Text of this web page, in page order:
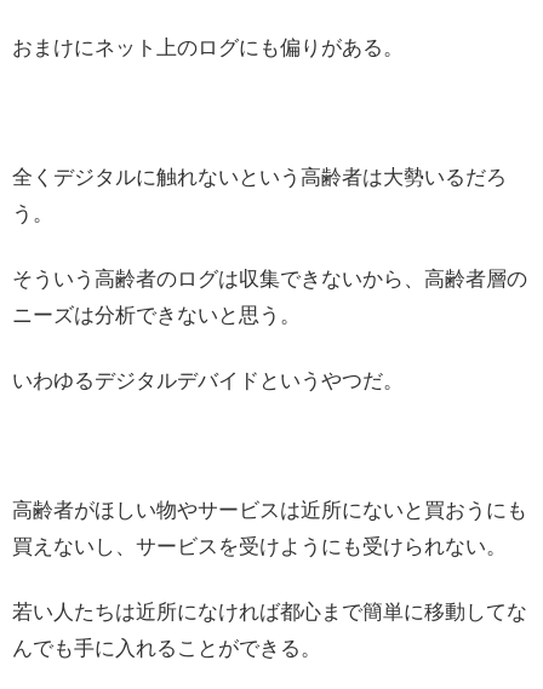
おまけにネット上のログにも偏りがある。
全くデジタルに触れないという高齢者は大勢いるだろ
う。
そういう高齢者のログは収集できないから、高齢者層の
ニーズは分析できないと思う。
いわゆるデジタルデバイドというやつだ。
高齢者がほしい物やサービスは近所にないと買おうにも
買えないし、サービスを受けようにも受けられない。
若い人たちは近所になければ都心まで簡単に移動してな
んでも手に入れることができる。